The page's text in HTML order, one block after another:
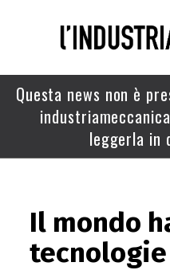
Questa news non è
leggerla in
Il mondo
tecnologie